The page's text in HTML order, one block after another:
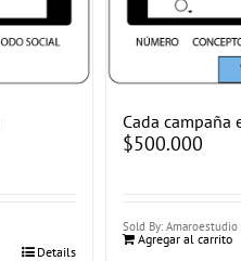
Details
Cada campaña
$500.000
Sold By: Amaroestudio
Agregar al carrito